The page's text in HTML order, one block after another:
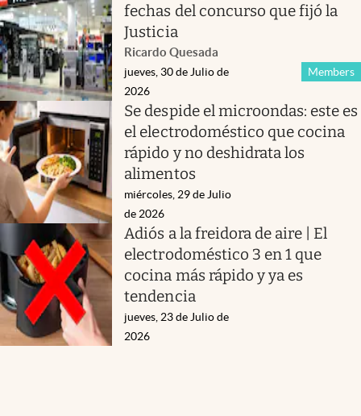
fechas del concurso que fijó la
Justicia
Ricardo Quesada
Members
jueves, 30 de Julio de
2026
Se despide el microondas: este es
el electrodoméstico que cocina
rápido y no deshidrata los
alimentos
miércoles, 29 de Julio
de 2026
Adiós a la freidora de aire | El
electrodoméstico 3 en 1 que
cocina más rápido y ya es
tendencia
jueves, 23 de Julio de
2026